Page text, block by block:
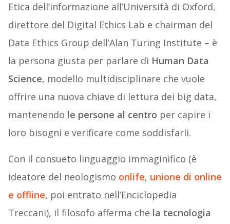
Etica dell’informazione all’Università di Oxford,
direttore del Digital Ethics Lab e chairman del
Data Ethics Group dell’Alan Turing Institute – è
la persona giusta per parlare di Human Data
Science, modello multidisciplinare che vuole
offrire una nuova chiave di lettura dei big data,
mantenendo le persone al centro per capire i
loro bisogni e verificare come soddisfarli.
Con il consueto linguaggio immaginifico (è
ideatore del neologismo onlife, unione di online
e offline, poi entrato nell’Enciclopedia
Treccani), il filosofo afferma che la tecnologia